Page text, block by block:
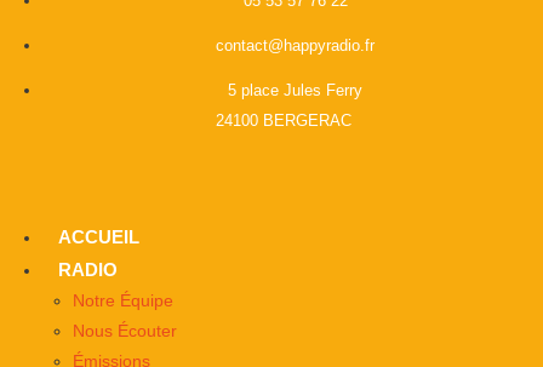
contact@happyradio.fr
5 place Jules Ferry
24100 BERGERAC
ACCUEIL
RADIO
Notre Équipe
Nous Écouter
Émissions